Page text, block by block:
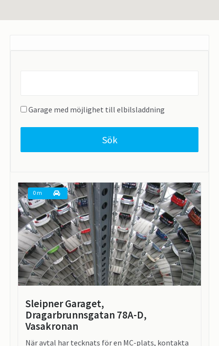
Garage med möjlighet till elbilsladdning
Sök
0 m
Sleipner Garaget,
Dragarbrunnsgatan 78A-D,
Vasakronan
När avtal har tecknats för en MC-plats, kontakta